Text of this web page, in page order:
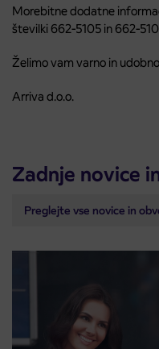
Morebitne dodatne
številki 662-5105 in 662-
Želimo vam varno in
Arriva d.o.o.
Zadnje novice
Preglejte vse novice in